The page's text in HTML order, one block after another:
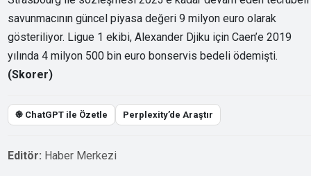
savunmacının güncel piyasa değeri 9 milyon euro olarak
gösteriliyor. Ligue 1 ekibi, Alexander Djiku için Caen’e 2019
yılında 4 milyon 500 bin euro bonservis bedeli ödemişti.
(Skorer)
֎ ChatGPT ile Özetle Perplexity’de Araştır
Editör: Haber Merkezi